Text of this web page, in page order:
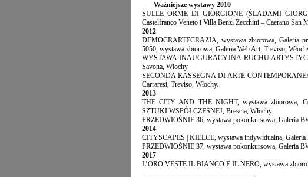
Ważniejsze wystawy 2010
SULLE ORME DI GIORGIONE (ŚLADAMI
Castelfranco Veneto i Villa Benzi Zecchini – Caerano San
2012
DEMOCRARTECRAZIA, wystawa zbiorowa, Galeria
5050, wystawa zbiorowa, Galeria Web Art, Treviso,
WYSTAWA INAUGURACYJNA RUCHU
Savona, Włochy.
SECONDA RASSEGNA DI ARTE
Carraresi, Treviso, Włochy.
2013
THE CITY AND THE NIGHT, wystawa zbiorowa,
SZTUKI WSPÓŁCZESNEJ, Brescia, Włochy.
PRZEDWIOŚNIE 36, wystawa pokonkursowa, Galeria
2014
CITYSCAPES | KIELCE, wystawa indywidualna, Galeria
PRZEDWIOŚNIE 37, wystawa pokonkursowa, Galeria
2017
L’ORO VESTE IL BIANCO E IL NERO, wystawa